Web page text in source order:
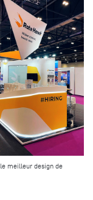
meilleur design de